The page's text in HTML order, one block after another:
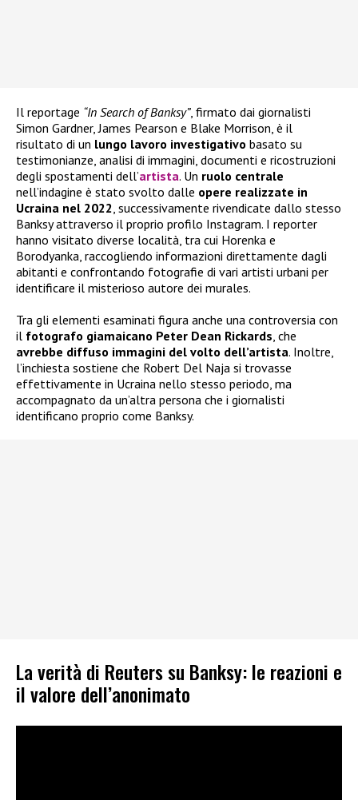
Il reportage “In Search of Banksy”, firmato dai giornalisti
Simon Gardner, James Pearson e Blake Morrison, è il
risultato di un lungo lavoro investigativo basato su
testimonianze, analisi di immagini, documenti e ricostruzioni
degli spostamenti dell’artista. Un ruolo centrale
nell’indagine è stato svolto dalle opere realizzate in
Ucraina nel 2022 , successivamente rivendicate dallo stesso
Banksy attraverso il proprio profilo Instagram. I reporter
hanno visitato diverse località, tra cui Horenka e
Borodyanka, raccogliendo informazioni direttamente dagli
abitanti e confrontando fotografie di vari artisti urbani per
identificare il misterioso autore dei murales.
Tra gli elementi esaminati figura anche una controversia con
il fotografo giamaicano Peter Dean Rickards , che
avrebbe diffuso immagini del volto dell’artista. Inoltre,
l’inchiesta sostiene che Robert Del Naja si trovasse
effettivamente in Ucraina nello stesso periodo, ma
accompagnato da un’altra persona che i giornalisti
identificano proprio come Banksy.
La verità di Reuters su Banksy: le reazioni e
il valore dell’anonimato